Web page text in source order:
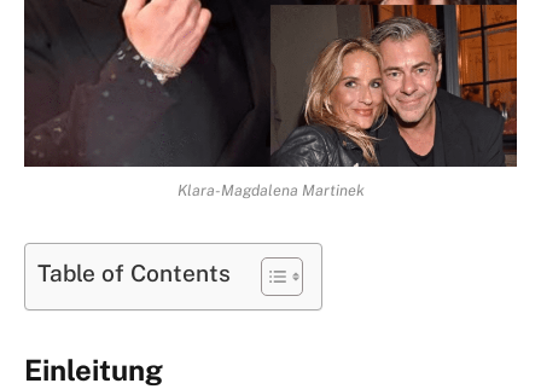
Klara-Magdalena Martinek
Table of Contents
Einleitung